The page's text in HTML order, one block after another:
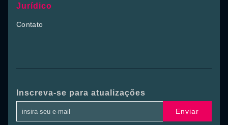
Jurídico
Contato
Inscreva-se para atualizações
Enviar